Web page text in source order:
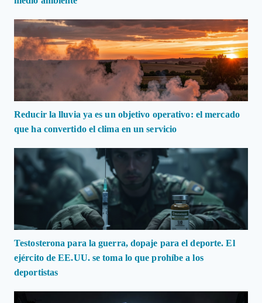
Reducir la lluvia ya es un objetivo operativo: el mercado
que ha convertido el clima en un servicio
Testosterona para la guerra, dopaje para el deporte. El
ejército de EE.UU. se toma lo que prohíbe a los
deportistas